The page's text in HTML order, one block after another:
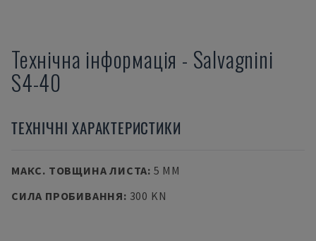
Технічна інформація - Salvagnini
S4-40
ТЕХНІЧНІ ХАРАКТЕРИСТИКИ
МАКС. ТОВЩИНА ЛИСТА: 5 MM
СИЛА ПРОБИВАННЯ: 300 KN